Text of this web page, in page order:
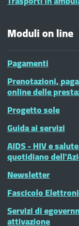
Moduli on line
Pagamenti
Prenotazioni,
online delle
Progetto sole
Guida ai servizi
AIDS - HIV e
quotidiano
Newsletter
Fascicolo
Servizi di
attivazione